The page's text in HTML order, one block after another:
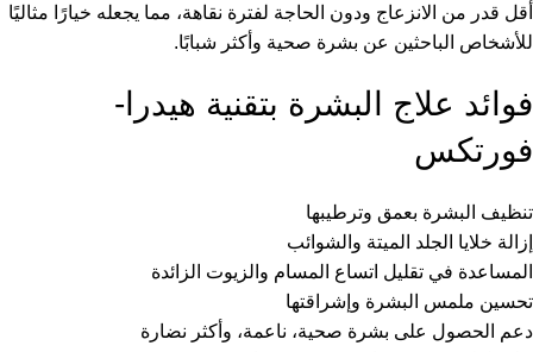
أقل قدر من الانزعاج ودون الحاجة لفترة نقاهة، مما يجعله خيارًا مثاليًا
للأشخاص الباحثين عن بشرة صحية وأكثر شبابًا.
فوائد علاج البشرة بتقنية هيدرا-
فورتكس
تنظيف البشرة بعمق وترطيبها
إزالة خلايا الجلد الميتة والشوائب
المساعدة في تقليل اتساع المسام والزيوت الزائدة
تحسين ملمس البشرة وإشراقتها
دعم الحصول على بشرة صحية، ناعمة، وأكثر نضارة